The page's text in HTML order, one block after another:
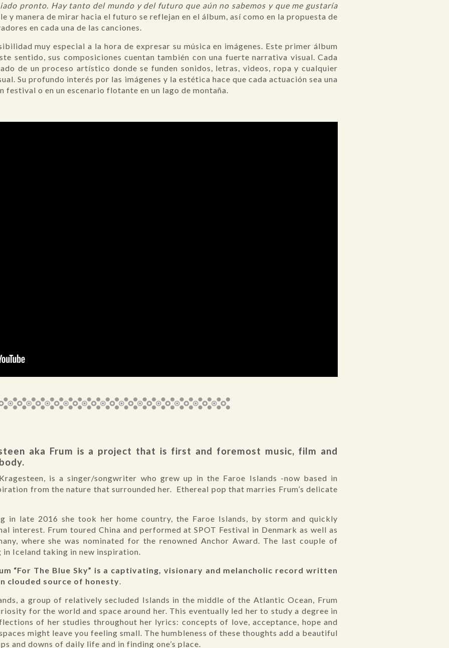
pronto. Hay tanto del mundo y del futuro que aún no sabemos y que me gustaría
y manera de mirar hacia el futuro se reflejan en el álbum, así como en la propuesta de
en cada una de las canciones.
muy especial a la hora de expresar su música en imágenes. Este primer álbum
sentido, sus composiciones cuentan también con una fuerte narrativa visual. Cada
de un proceso artístico donde se funden sonidos, letras, videos, ropa y cualquier
Su profundo interés por las imágenes y la estética hace que cada actuación sea una
festival o en un escenario flotante en un lago de montaña.
aka Frum is a project that is first and foremost music, film and
is a singer/songwriter who grew up in the Faroe Islands -now based in
from the nature that surrounded her. Ethereal pop that marries Frum’s delicate
in late 2016 she took her home country, the Faroe Islands, by storm and quickly
interest. Frum toured China and performed at SPOT Festival in Denmark as well as
where she was nominated for the renowned Anchor Award. The last couple of
in Iceland taking in new inspiration.
“For The Blue Sky” is a captivating, visionary and melancholic record written
clouded source of honesty.
a group of relatively secluded Islands in the middle of the Atlantic Ocean, Frum
for the world and space around her. This eventually led her to study a degree in
of her studies throughout her lyrics: concepts of love, acceptance, hope and
might leave you feeling small. The humbleness of these thoughts add a beautiful
and downs of daily life and in finding one’s place.